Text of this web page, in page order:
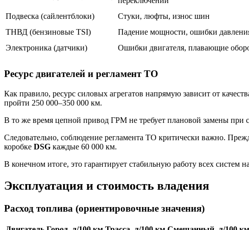
Подвеска (сайлентблоки)
Стуки, люфты, износ шин
ТНВД (бензиновые TSI)
Падение мощности, ошибки
Электроника (датчики)
Ошибки двигателя, плавающие
Ресурс двигателей и регламент ТО
Как правило, ресурс силовых агрегатов напрямую зависит от
пройти 250 000–350 000 км.
В то же время цепной привод ГРМ не требует плановой замены при
Следовательно, соблюдение регламента ТО критически важно.
коробке DSG каждые 60 000 км.
В конечном итоге, это гарантирует стабильную работу всех систем
Эксплуатация и стоимость владения
Расход топлива (ориентировочные значения)